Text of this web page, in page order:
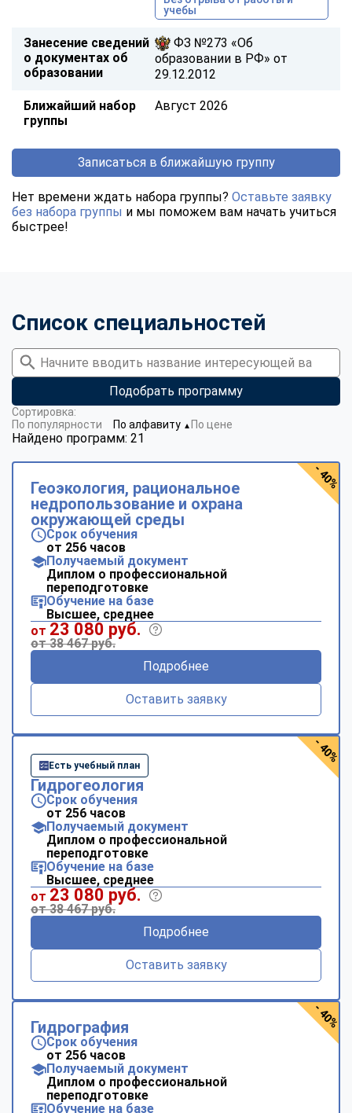
учебы
Занесение сведений
о документах об
образовании
ФЗ №273 «Об
образовании в РФ» от
29.12.2012
Ближайший набор
группы
Август 2026
Записаться в ближайшую группу
Нет времени ждать набора группы? Оставьте заявку
без набора группы и мы поможем вам начать учиться
быстрее!
Список специальностей
Подобрать программу
Найдено программ: 21
Сортировка:
По популярности
По алфавиту ▼ По цене
Геоэкология, рациональное
недропользование и охрана
окружающей среды
Срок обучения
от 256 часов
Получаемый документ
Диплом о профессиональной
переподготовке
Обучение на базе
Высшее, среднее
от 23 080 руб.
от 38 467 руб.
Подробнее
Оставить заявку
- 40%
Есть учебный план
Гидрогеология
Срок обучения
от 256 часов
Получаемый документ
Диплом о профессиональной
переподготовке
Обучение на базе
Высшее, среднее
от 23 080 руб.
от 38 467 руб.
Подробнее
Оставить заявку
- 40%
Гидрография
Срок обучения
от 256 часов
Получаемый документ
Диплом о профессиональной
переподготовке
Обучение на базе
- 40%